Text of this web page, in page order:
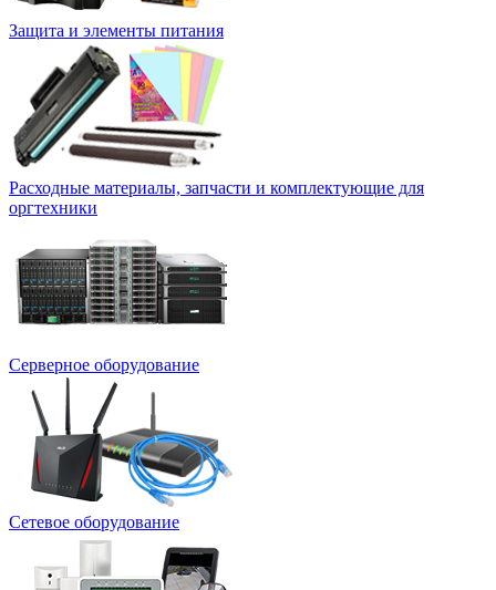
Защита и элементы питания
Расходные материалы, запчасти и комплектующие для
оргтехники
Серверное оборудование
Сетевое оборудование